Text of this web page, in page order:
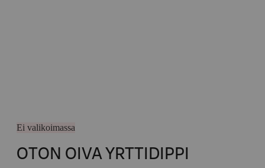
Ei valikoimassa
OTON OIVA YRTTIDIPPI